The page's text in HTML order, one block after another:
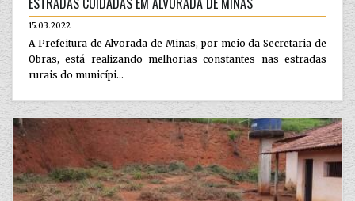
15.03.2022
A Prefeitura de Alvorada de Minas, por meio da Secretaria de
Obras, está realizando melhorias constantes nas estradas
rurais do municípi...